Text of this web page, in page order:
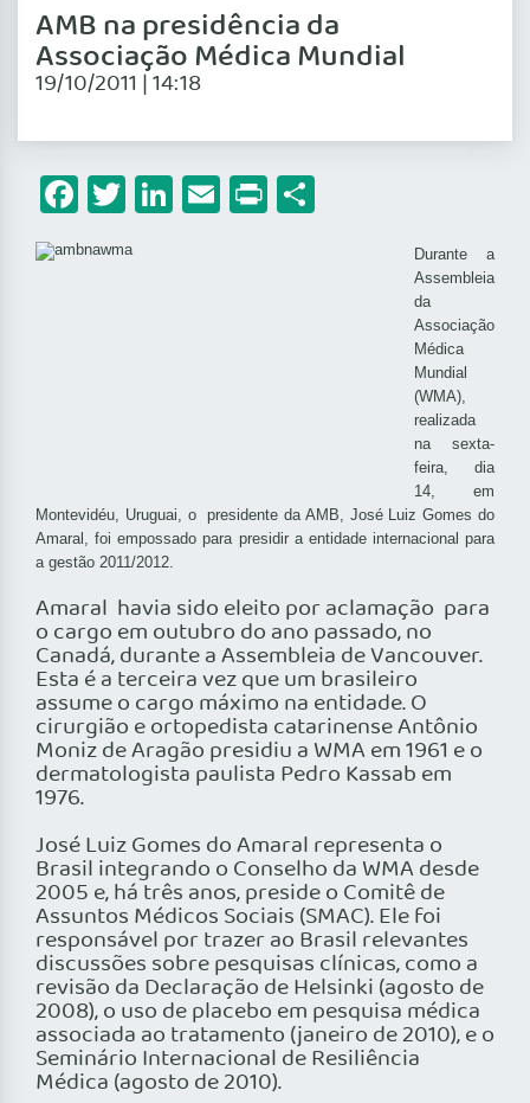
AMB na presidência da
Associação Médica Mundial
19/10/2011 | 14:18
Facebook
Twitter
LinkedIn
Email
Print
Durante a
Assembleia
da
Associação
Médica
Mundial
(WMA),
realizada
na sexta-
feira, dia
14, em
Montevidéu, Uruguai, o presidente da AMB, José Luiz Gomes do
Amaral, foi empossado para presidir a entidade internacional para
a gestão 2011/2012.
Amaral havia sido eleito por aclamação para
o cargo em outubro do ano passado, no
Canadá, durante a Assembleia de Vancouver.
Esta é a terceira vez que um brasileiro
assume o cargo máximo na entidade. O
cirurgião e ortopedista catarinense Antônio
Moniz de Aragão presidiu a WMA em 1961 e o
dermatologista paulista Pedro Kassab em
1976.
José Luiz Gomes do Amaral representa o
Brasil integrando o Conselho da WMA desde
2005 e, há três anos, preside o Comitê de
Assuntos Médicos Sociais (SMAC). Ele foi
responsável por trazer ao Brasil relevantes
discussões sobre pesquisas clínicas, como a
revisão da Declaração de Helsinki (agosto de
2008), o uso de placebo em pesquisa médica
associada ao tratamento (janeiro de 2010), e o
Seminário Internacional de Resiliência
Médica (agosto de 2010).